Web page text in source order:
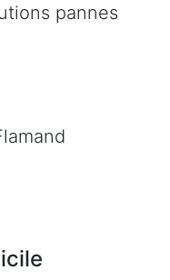
pannes